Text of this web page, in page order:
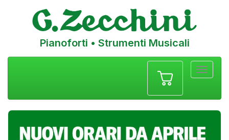
Pianoforti • Strumenti Musicali